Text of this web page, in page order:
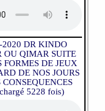
2020 DR KINDO
OU QIMAR SUITE
FORMES DE JEUX
DE NOS JOURS
CONSEQUENCES
5228 fois)